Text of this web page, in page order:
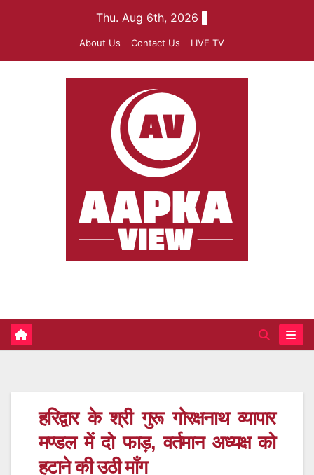
Thu. Aug 6th, 2026
About Us Contact Us LIVE TV
हरिद्वार के श्री गुरू गोरक्षनाथ व्यापार
मण्डल में दो फाड़, वर्तमान अध्यक्ष को
हटाने की उठी माँग